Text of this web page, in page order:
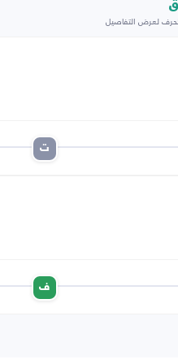
لعرض التفاصيل
ت
ف